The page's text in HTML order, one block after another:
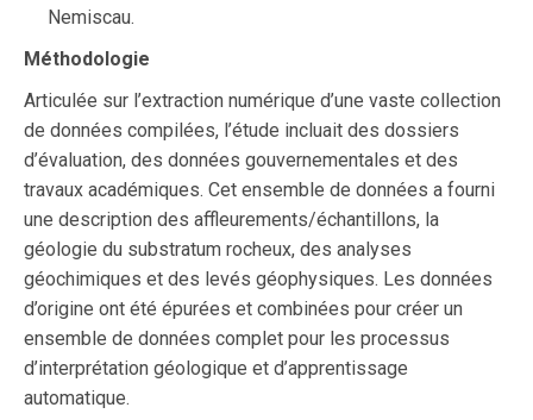
Nemiscau.
Méthodologie
Articulée sur l’extraction numérique d’une vaste collection
de données compilées, l’étude incluait des dossiers
d’évaluation, des données gouvernementales et des
travaux académiques. Cet ensemble de données a fourni
une description des affleurements/échantillons, la
géologie du substratum rocheux, des analyses
géochimiques et des levés géophysiques. Les données
d’origine ont été épurées et combinées pour créer un
ensemble de données complet pour les processus
d’interprétation géologique et d’apprentissage
automatique.